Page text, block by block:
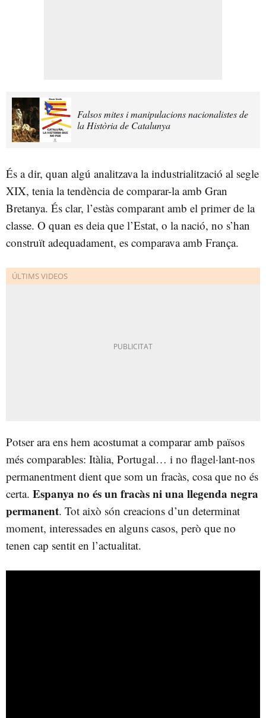
Falsos mites i manipulacions nacionalistes de
la Història de Catalunya
És a dir, quan algú analitzava la industrialització al segle
XIX, tenia la tendència de comparar-la amb Gran
Bretanya. És clar, l’estàs comparant amb el primer de la
classe. O quan es deia que l’Estat, o la nació, no s’han
construït adequadament, es comparava amb França.
Potser ara ens hem acostumat a comparar amb països
més comparables: Itàlia, Portugal… i no flagel·lant-nos
permanentment dient que som un fracàs, cosa que no és
certa. Espanya no és un fracàs ni una llegenda negra
permanent. Tot això són creacions d’un determinat
moment, interessades en alguns casos, però que no
tenen cap sentit en l’actualitat.